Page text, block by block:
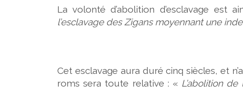
La volonté d’abolition d’esclavage est
l’esclavage des Zigans moyennant une
Cet esclavage aura duré cinq siècles, et
roms sera toute relative : « L’abolition